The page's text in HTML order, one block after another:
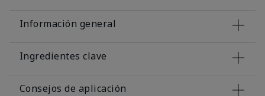
Información general
Ingredientes clave
Consejos de aplicación